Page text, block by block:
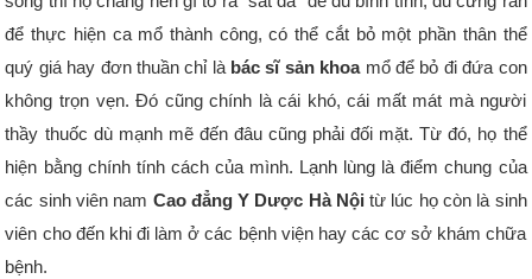
để thực hiện ca mổ thành công, có thể cắt bỏ một phần thân thể
quý giá hay đơn thuần chỉ là bác sĩ sản khoamổ để bỏ đi đứa con
không trọn vẹn. Đó cũng chính là cái khó, cái mất mát mà người
thầy thuốc dù mạnh mẽ đến đâu cũng phải đối mặt. Từ đó, họ thể
hiện bằng chính tính cách của mình. Lạnh lùng là điểm chung của
các sinh viên nam Cao đẳng Y Dược Hà Nội từ lúc họ còn là sinh
viên cho đến khi đi làm ở các bệnh viện hay các cơ sở khám chữa
bệnh.